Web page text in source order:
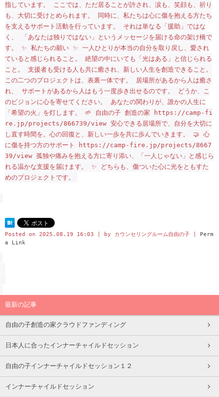
指しています。 ここでは、ただ居ることが許され、涙も、笑顔も、祈り
も、大切に受けとめられます。 同時に、私たちは心に傷を抱える方たち
を支えるサポート活動を行っています。 それは単なる「援助」ではな
く、 「あなたは独りではない」というメッセージを届ける命の架け橋で
す。 ✨ 私たちの願い ✨ 一人ひとりが本当の自分を取り戻し、愛され
ていると感じられること。 絶望の中にいても「光はある」と信じられる
こと。 支援者も受ける人も共に癒され、新しい人生を創造できること。
この二つのプロジェクトは、表裏一体です。 居場所があるから人は癒さ
れ、 サポートがあるから人はもう一度歩き出せるのです。 どうか、こ
のビジョンに心を寄せてください。 あなたの関わりが、誰かの人生に
「希望の火」を灯します。 🌱 自由の子 創造の家 https://camp-fi
re.jp/projects/866739/view 安心できる居場所で、自分を大切に
し直す時間を。心の回復と、新しい一歩を共に歩んでいきます。 🤝 心
に傷を持つ方のサポート https://camp-fire.jp/projects/8667
39/view 孤独や痛みを抱える方に寄り添い、「一人じゃない」と感じら
れる温かな支援を届けます。 ✨ どちらも、傷ついた心に光をともすた
めのプロジェクトです。
Posted on 2025.08.19 16:03 by カウンセリングルーム自由の子
Perm
a Link
最新の記事
自由の子創造の家クラウドファンディング
日本人に合ったインナーチャイルドセッション
自由の子インナーチャイルドセッション１２
インナーチャイルドセッション